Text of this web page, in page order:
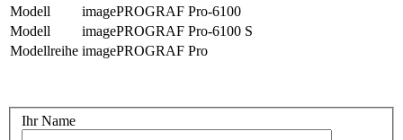
Modell
imagePROGRAF Pro-6100
Modell
imagePROGRAF Pro-6100 S
Modellreihe imagePROGRAF Pro
Ihr Name